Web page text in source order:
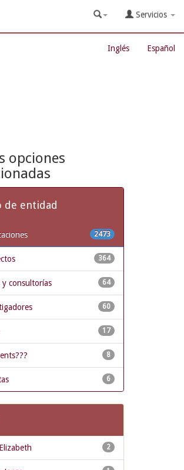
Servicios
Inglés Español
opciones
de entidad
2473
364
64
y consultorías
60
17
8
6
2